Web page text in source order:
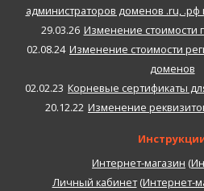
администраторов доменов .ru, .рф
29.03.26 Изменение стоимости
02.08.24 Изменение стоимости
доменов
02.02.23 Корневые сертификаты
20.12.22 Изменение
Интернет-магазин (
Личный кабинет(Интернет-